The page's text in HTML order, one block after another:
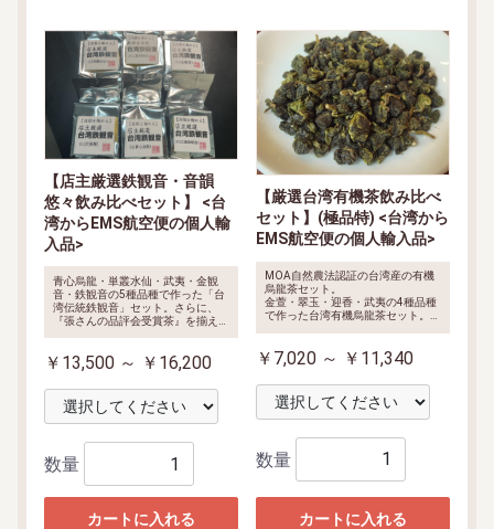
【店主厳選鉄観音・音韻
悠々飲み比べセット】 <台
湾からEMS航空便の個人輸
入品>
青心烏龍・単叢水仙・武夷・金観
音・鉄観音の5種品種で作った「台
湾伝統鉄観音」セット。さらに、
『張さんの品評会受賞茶』を揃えた
長期契約農園で生産され、伝統な<
音韻>にこだわり、店主厳選で<数
量限定>提供します。
￥13,500 ～ ￥16,200
数量
カートに入れる
【厳選台湾有機茶飲み比べ
セット】(極品特) <台湾から
EMS航空便の個人輸入品>
MOA自然農法認証の台湾産の有機
烏龍茶セット。
金萱・翠玉・迎香・武夷の4種品種
で作った台湾有機烏龍茶セット。そ
華泰茶荘の長期契約農園で生産さ
れ、<有機・無農薬>生産にこだわ
り、特別価格で限定提供します。
慣行農法生産と比べると、しっかり
した風味なので、食品安全が100%
保証で、烏龍茶が苦手な方でも満足
して頂ける茶葉です。
￥7,020 ～ ￥11,340
数量
カートに入れる